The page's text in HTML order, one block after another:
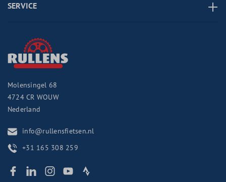
SERVICE
Molensingel 68
4724 CR WOUW
Nederland
info@rullensfietsen.nl
+31 165 308 259